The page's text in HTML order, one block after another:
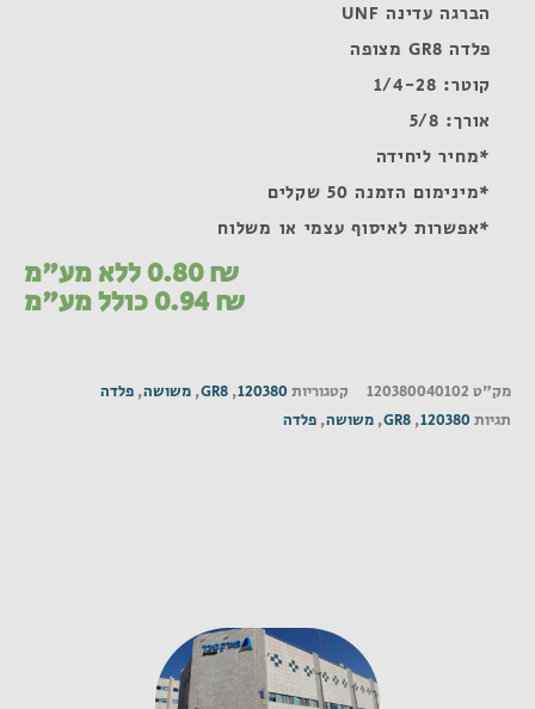
הברגה עדינה UNF
פלדה GR8 מצופה
קוטר: 1/4-28
אורך: 5/8
*מחיר ליחידה
*מינימום הזמנה 50 שקלים
*אפשרות לאיסוף עצמי או משלוח
0.80₪ ללא מע"מ
0.94₪ כולל מע"מ
מק"ט 120380040102 קטגוריות 120380
,
GR8
, משושה, פלדה
תגיות 120380
,
GR8
, משושה, פלדה